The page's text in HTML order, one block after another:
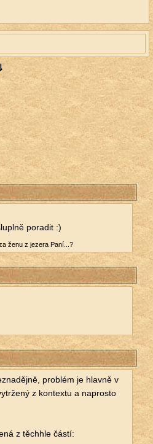
po­ra­dit :)
ženu z je­ze­ra Paní...?
pro­blém je hlav­ně v
z kon­tex­tu a na­pros­to
z tě­chhle částí: